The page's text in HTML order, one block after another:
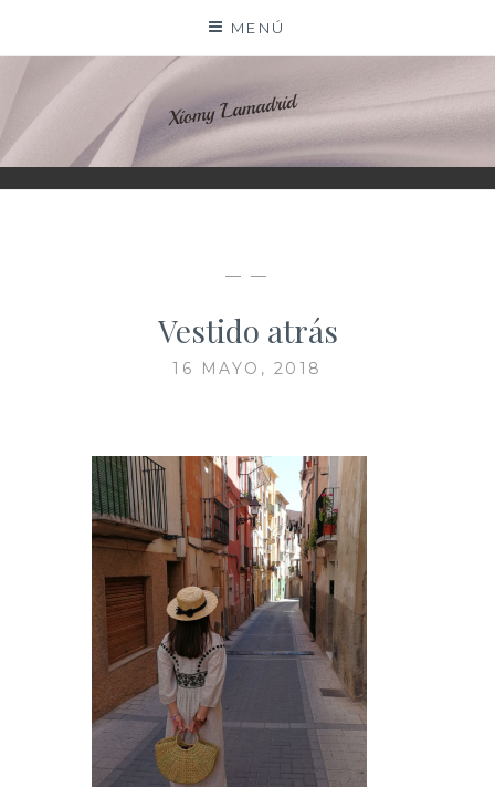
contenido
MENÚ
XIOMY LAMADRID
— —
Vestido atrás
16 MAYO, 2018